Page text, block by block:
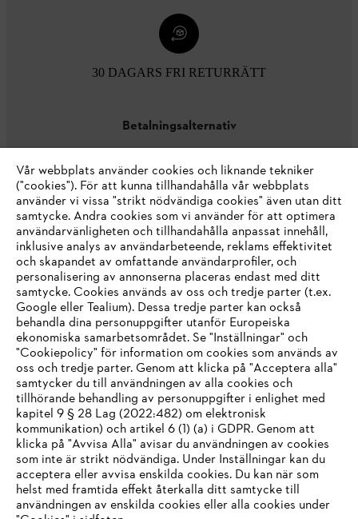
30 DAGARS FRI RETURRÄTT
Betalningsalternativ
Företaget
STIHL FAQ
Service
Allmänna villkor och bestämmelser
Integritetspolicy
IHR BROWSER WIRD NICHT
UNTERSTÜTZT
Sie nutzen einen Browser, den wir noch nicht unterstützen. Für
eine optimale Nutzung unserer Seite empfehlen wir Ihnen, zu
Vår webbplats använder cookies och liknande tekniker
("cookies"). För att kunna tillhandahålla vår webbplats
använder vi vissa "strikt nödvändiga cookies" även utan ditt
samtycke. Andra cookies som vi använder för att optimera
användarvänligheten och tillhandahålla anpassat innehåll,
inklusive analys av användarbeteende, reklams effektivitet
och skapandet av omfattande användarprofiler, och
personalisering av annonserna placeras endast med ditt
samtycke. Cookies används av oss och tredje parter (t.ex.
Google eller Tealium). Dessa tredje parter kan också
behandla dina personuppgifter utanför Europeiska
ekonomiska samarbetsområdet. Se "Inställningar" och
"Cookiepolicy" för information om cookies som används av
oss och tredje parter. Genom att klicka på "Acceptera alla"
samtycker du till användningen av alla cookies och
tillhörande behandling av personuppgifter i enlighet med
kapitel 9 § 28 Lag (2022:482) om elektronisk
kommunikation) och artikel 6 (1) (a) i GDPR. Genom att
klicka på "Avvisa Alla" avisar du användningen av cookies
som inte är strikt nödvändiga. Under Inställningar kan du
acceptera eller avvisa enskilda cookies. Du kan när som
helst med framtida effekt återkalla ditt samtycke till
användningen av enskilda cookies eller alla cookies under